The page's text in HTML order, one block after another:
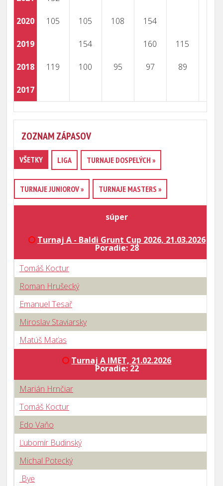
2020 105 105 108 154
2019 154 160 115
2018 119 100 95 97 89
2017
ZOZNAM ZÁPASOV
VŠETKY LIGA TURNAJE DOSPELÝCH »
TURNAJE JUNIOROV » TURNAJE MASTERS »
súper
Turnaj A - Baldi Grunt Cup 2026, 21.03.2026
Poradie: 28
Tomáš Koctur
Roman Hrušecký
Emanuel Tesař
Miroslav Staviarsky
Matúš Maťas
Turnaj A IMET, 21.02.2026
Poradie: 22
Marián Hrnčiar
Tomáš Koctur
Edo Vaňo
Ľubomír Budinský
Michal Potecký
Bye